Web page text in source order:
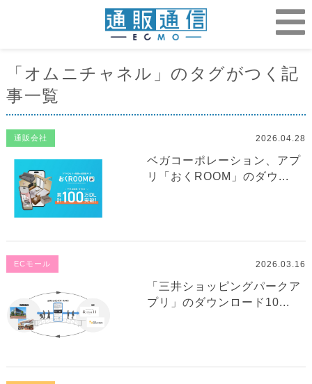
「オムニチャネル」のタグがつく記
事一覧
通販会社 2026.04.28
ベガコーポレーション、アプ
リ「おくROOM」のダウ...
ECモール 2026.03.16
「三井ショッピングパークア
プリ」のダウンロード10...